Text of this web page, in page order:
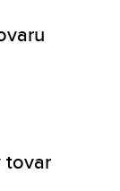
tovar